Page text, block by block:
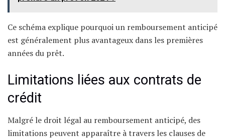
Ce schéma explique pourquoi un remboursement anticipé
est généralement plus avantageux dans les premières
années du prêt.
Limitations liées aux contrats de
crédit
Malgré le droit légal au remboursement anticipé, des
limitations peuvent apparaître à travers les clauses de